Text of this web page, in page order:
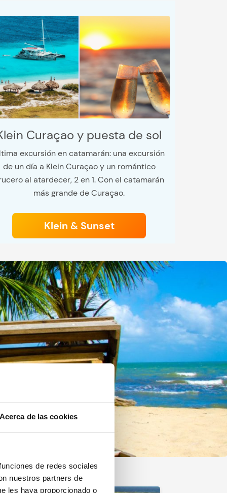
Acerca de las cookies
de redes sociales
nuestros partners de
les haya proporcionado o
Curaçao y puesta de sol
excursión en catamarán: una excursión
de un día a Klein Curaçao y un romántico
al atardecer, 2 en 1. Con el catamarán
más grande de Curaçao.
Klein & Sunset